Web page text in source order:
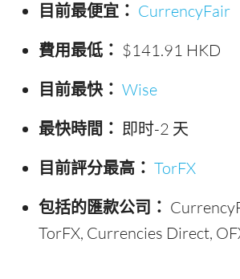
目前最便宜： CurrencyFair
費用最低： $141.91 HKD
目前最快： Wise
最快時間： 即时-2 天
目前評分最高： TorFX
包括的匯款公司：
TorFX, Currencies Direct,